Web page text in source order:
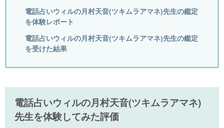
電話占いウィルの月村天音(ツキムラアマネ)先生の鑑定
を体験レポート
電話占いウィルの月村天音(ツキムラアマネ)先生の鑑定
を受けた結果
電話占いウィルの月村天音(ツキムラアマネ)
先生を体験してみた評価